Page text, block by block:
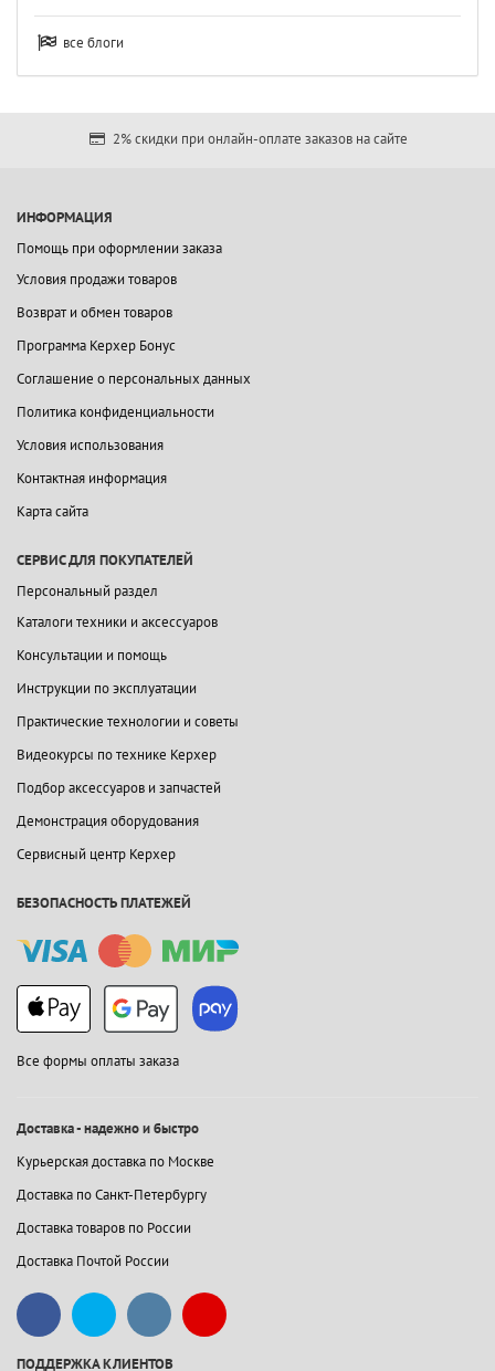
все блоги
2% скидки при онлайн-оплате заказов на сайте
ИНФОРМАЦИЯ
Помощь при оформлении заказа
Условия продажи товаров
Возврат и обмен товаров
Программа Керхер Бонус
Соглашение о персональных данных
Политика конфиденциальности
Условия использования
Контактная информация
Карта сайта
СЕРВИС ДЛЯ ПОКУПАТЕЛЕЙ
Персональный раздел
Каталоги техники и аксессуаров
Консультации и помощь
Инструкции по эксплуатации
Практические технологии и советы
Видеокурсы по технике Керхер
Подбор аксессуаров и запчастей
Демонстрация оборудования
Сервисный центр Керхер
БЕЗОПАСНОСТЬ ПЛАТЕЖЕЙ
Все формы оплаты заказа
Доставка - надежно и быстро
Курьерская доставка по Москве
Доставка по Санкт-Петербургу
Доставка товаров по России
Доставка Почтой России
ПОДДЕРЖКА КЛИЕНТОВ